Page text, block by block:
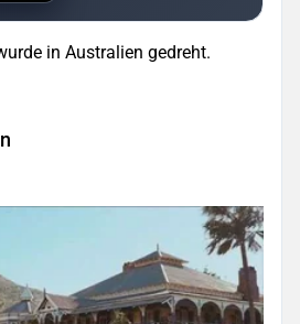
in Australien gedreht.